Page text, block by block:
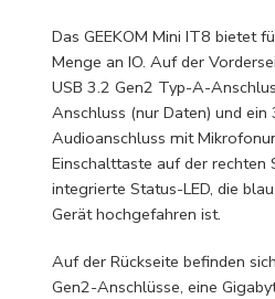
Das GEEKOM Mini IT8 bietet
Menge an IO. Auf der
USB 3.2 Gen2 Typ-A-
Anschluss (nur Daten) und
Audioanschluss mit
Einschalttaste auf der rechten
integrierte Status-LED, die
Gerät hochgefahren ist.
Auf der Rückseite befinden
Gen2-Anschlüsse, eine